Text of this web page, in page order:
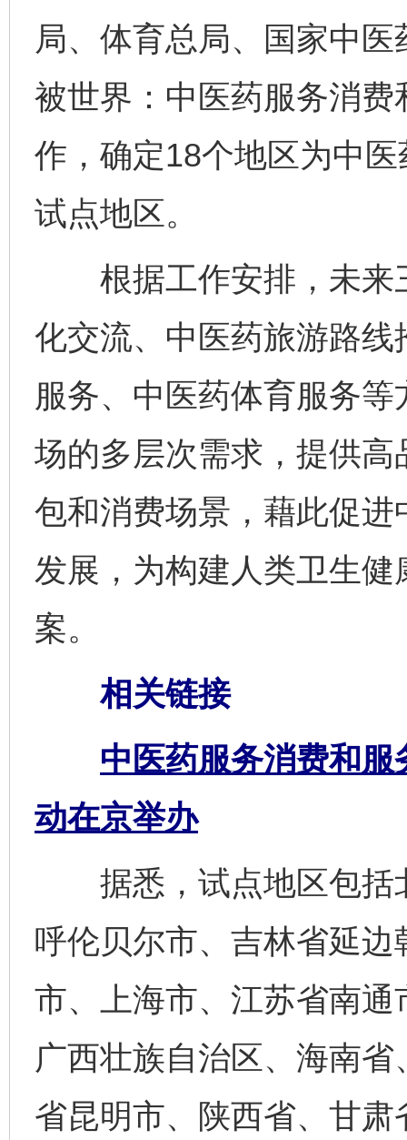
局、体育总局、国家中
被世界：中医药服务消费
作，确定18个地区为中
试点地区。
根据工作安排，未来
化交流、中医药旅游路
服务、中医药体育服务
场的多层次需求，提供
包和消费场景，藉此促
发展，为构建人类卫生
案。
相关链接
中医药服务消费和
动在京举办
据悉，试点地区包括
呼伦贝尔市、吉林省延
市、上海市、江苏省南
广西壮族自治区、海南
省昆明市、陕西省、甘